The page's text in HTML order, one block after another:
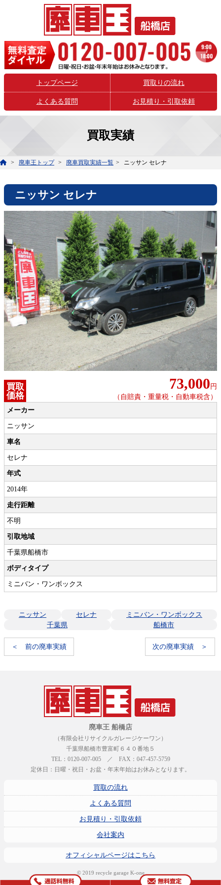
トップページ 買取りの流れ
よくある質問 お見積り・引取依頼
買取実績
廃車王トップ 廃車買取実績一覧 ニッサン セレナ
ニッサン セレナ
買取
価格
73,000 円
（自賠責・重量税・自動車税含）
メーカー
ニッサン
車名
セレナ
年式
2014年
走行距離
不明
引取地域
千葉県船橋市
ボディタイプ
ミニバン・ワンボックス
ニッサン セレナ
ミニバン・ワンボックス
千葉県
船橋市
＜ 前の廃車実績 次の廃車実績 ＞
廃車王 船橋店
（有限会社リサイクルガレージケーワン）
千葉県船橋市豊富町６４０番地５
TEL：0120-007-005 ／ FAX：047-457-5759
定休日：日曜・祝日・お盆・年末年始はお休みとなります。
買取の流れ
よくある質問
お見積り・引取依頼
会社案内
オフィシャルページはこちら
© 2019 recycle garage K-one